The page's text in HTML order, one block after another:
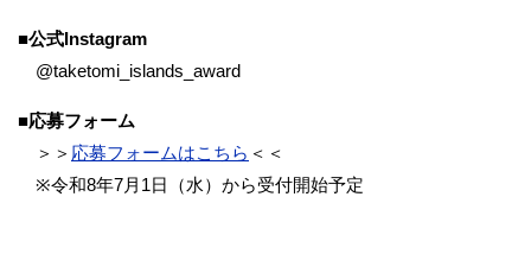
■公式Instagram
@taketomi_islands_award
■応募フォーム
＞＞ 応募フォームはこちら ＜＜
※令和8年7月1日（水）から受付開始予定